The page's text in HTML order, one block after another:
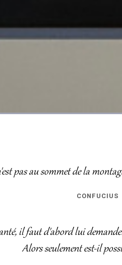
pas au sommet de la
CONFUCIUS
il faut d'abord lui
Alors seulement est-il